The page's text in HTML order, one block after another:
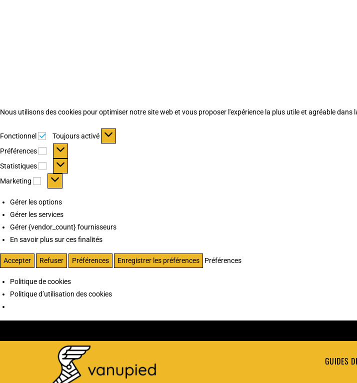
Nous utilisons des cookies pour optimiser notre site web et vous proposer l'expérience la plus utile et agréable dans
Fonctionnel Fonctionnel
Toujours activé
Préférences
Préférences
Statistiques Statistiques
Marketing Marketing
Gérer les options
Gérer les services
Gérer {vendor_count} fournisseurs
En savoir plus sur ces finalités
Accepter Refuser Préférences Enregistrer les préférences Préférences
Politique de cookies
Politique d’utilisation des cookies
GUIDES